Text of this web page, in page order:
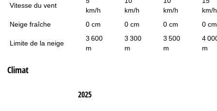
Vitesse du vent
km/h
km/h
km/h
km/h
Neige fraîche
0 cm 0 cm 0 cm 0 cm
Limite de la neige
3 600
m
3 300
m
3 500
m
4
m
Climat
2025